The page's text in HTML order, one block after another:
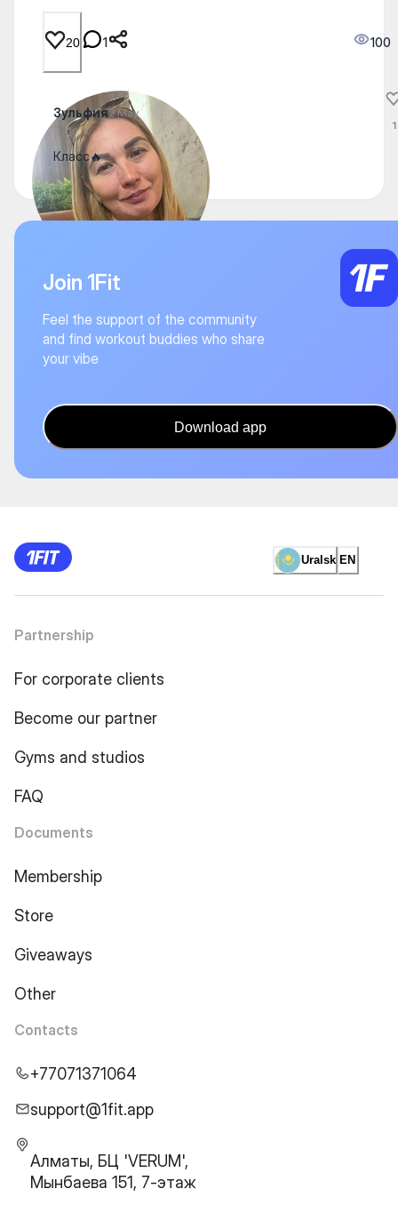
20 1 100
Зульфия2 May
Класс🔥
1
Join 1Fit
Feel the support of the community
and find workout buddies who share
your vibe
Download app
Uralsk EN
Partnership
For corporate clients
Become our partner
Gyms and studios
FAQ
Documents
Membership
Store
Giveaways
Other
Contacts
+77071371064
support@1fit.app
Алматы, БЦ 'VERUM',
Мынбаева 151, 7-этаж